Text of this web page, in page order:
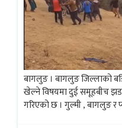
बागलुङ । बागलुङ जिल्लाको
खेल्ने विषयमा दुई समूहबीच
गरिएको छ । गुल्मी , बागलुङ र